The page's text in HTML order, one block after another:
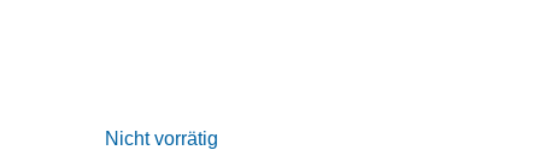
Nicht vorrätig